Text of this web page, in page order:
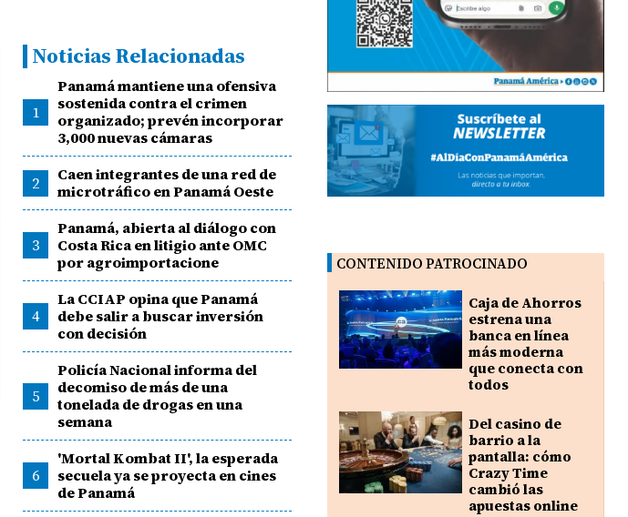
Noticias Relacionadas
1
Panamá mantiene una ofensiva
sostenida contra el crimen
organizado; prevén incorporar
3,000 nuevas cámaras
2
Caen integrantes de una red de
microtráfico en Panamá Oeste
3
Panamá, abierta al diálogo con
Costa Rica en litigio ante OMC
por agroimportacione
4
La CCIAP opina que Panamá
debe salir a buscar inversión
con decisión
5
Policía Nacional informa del
decomiso de más de una
tonelada de drogas en una
semana
6
'Mortal Kombat II', la esperada
secuela ya se proyecta en cines
de Panamá
CONTENIDO PATROCINADO
Caja de Ahorros
estrena una
banca en línea
más moderna
que conecta con
todos
Del casino de
barrio a la
pantalla: cómo
Crazy Time
cambió las
apuestas online